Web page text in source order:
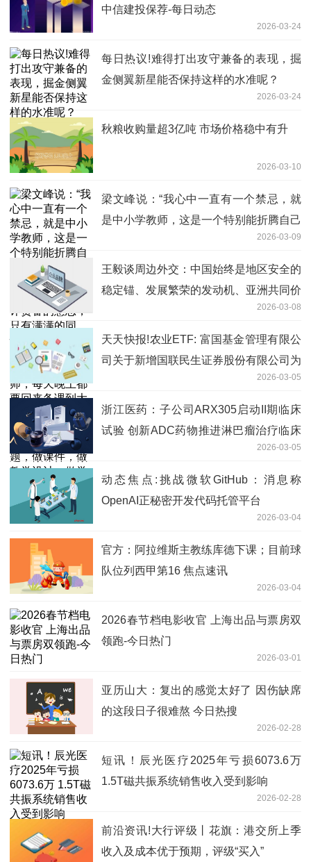
中信建投保荐-每日动态
2026-03-24
每日热议!难得打出攻守兼备的表现，掘
金侧翼新星能否保持这样的水准呢？
2026-03-24
秋粮收购量超3亿吨 市场价格稳中有升
2026-03-10
梁文峰说：“我心中一直有一个禁忌，就
是中小学教师，这是一个特别能折腾自己
的群体，可以称为内耗之王！当然，我没
有批评责备的意思，只有满满的同情，他
们实在太累了！我爸爸就是一个中学教
师，每天晚上都要回来备课到大半夜，查
做课件，做教学设计，做学案，做学生的
作业...
2026-03-09
王毅谈周边外交：中国始终是地区安全的
稳定锚、发展繁荣的发动机、亚洲共同价
2026-03-08
天天快报!农业ETF: 富国基金管理有限公
司关于新增国联民生证券股份有限公司为
部分基金申购赎回代理券商的公告2026-03-05
浙江医药：子公司ARX305启动II期临床
试验 创新ADC药物推进淋巴瘤治疗临床
2026-03-05
动态焦点:挑战微软GitHub：消息称
OpenAI正秘密开发代码托管平台
2026-03-04
官方：阿拉维斯主教练库德下课；目前球
队位列西甲第16 焦点速讯
2026-03-04
2026春节档电影收官 上海出品与票房双
领跑-今日热门
2026-03-01
亚历山大：复出的感觉太好了 因伤缺席
的这段日子很难熬 今日热搜
2026-02-28
短讯！辰光医疗2025年亏损6073.6万
1.5T磁共振系统销售收入受到影响
2026-02-28
前沿资讯!大行评级丨花旗：港交所上季
收入及成本优于预期，评级“买入”